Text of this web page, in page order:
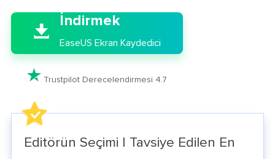

İndirmek
EaseUS Ekran Kaydedici
 Trustpilot Derecelendirmesi 4.7
Editörün Seçimi | Tavsiye Edilen En